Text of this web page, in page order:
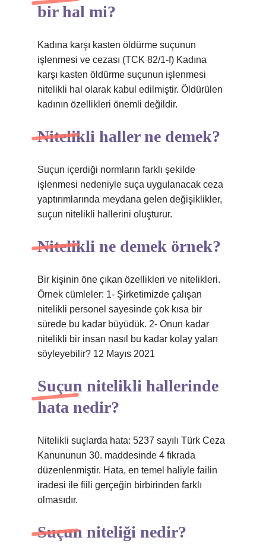
bir hal mi?
Kadına karşı kasten öldürme suçunun
işlenmesi ve cezası (TCK 82/1-f) Kadına
karşı kasten öldürme suçunun işlenmesi
nitelikli hal olarak kabul edilmiştir. Öldürülen
kadının özellikleri önemli değildir.
Nitelikli haller ne demek?
Suçun içerdiği normların farklı şekilde
işlenmesi nedeniyle suça uygulanacak ceza
yaptırımlarında meydana gelen değişiklikler,
suçun nitelikli hallerini oluşturur.
Nitelikli ne demek örnek?
Bir kişinin öne çıkan özellikleri ve nitelikleri.
Örnek cümleler: 1- Şirketimizde çalışan
nitelikli personel sayesinde çok kısa bir
sürede bu kadar büyüdük. 2- Onun kadar
nitelikli bir insan nasıl bu kadar kolay yalan
söyleyebilir? 12 Mayıs 2021
Suçun nitelikli hallerinde
hata nedir?
Nitelikli suçlarda hata: 5237 sayılı Türk Ceza
Kanununun 30. maddesinde 4 fıkrada
düzenlenmiştir. Hata, en temel haliyle failin
iradesi ile fiili gerçeğin birbirinden farklı
olmasıdır.
Suçun niteliği nedir?